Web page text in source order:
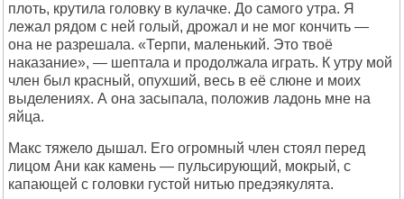
плоть, крутила головку в кулачке. До самого утра. Я
лежал рядом с ней голый, дрожал и не мог кончить —
она не разрешала. «Терпи, маленький. Это твоё
наказание», — шептала и продолжала играть. К утру мой
член был красный, опухший, весь в её слюне и моих
выделениях. А она засыпала, положив ладонь мне на
яйца.
Макс тяжело дышал. Его огромный член стоял перед
лицом Ани как камень — пульсирующий, мокрый, с
капающей с головки густой нитью предэякулята.